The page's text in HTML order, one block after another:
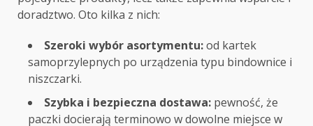
doradztwo. Oto kilka z nich:
Szeroki wybór asortymentu:od kartek
samoprzylepnych po urządzenia typu bindownice i
niszczarki.
Szybka i bezpieczna dostawa: pewność, że
paczki docierają terminowo w dowolne miejsce w